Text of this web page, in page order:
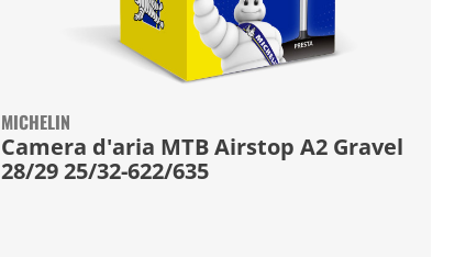
MICHELIN
Camera d'aria MTB Airstop A2 Gravel
28/29 25/32-622/635